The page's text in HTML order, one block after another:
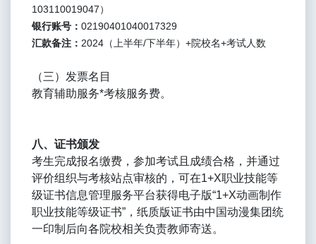
103110019047）
银行账号： 02190401040017329
汇款备注： 2024（上半年/下半年）+院校名+考试人数
（三）发票名目
教育辅助服务*考核服务费。
八、证书颁发
考生完成报名缴费，参加考试且成绩合格，并通过
评价组织与考核站点审核的，可在1+X职业技能等
级证书信息管理服务平台获得电子版“1+X动画制作
职业技能等级证书”，纸质版证书由中国动漫集团统
一印制后向各院校相关负责教师寄送。